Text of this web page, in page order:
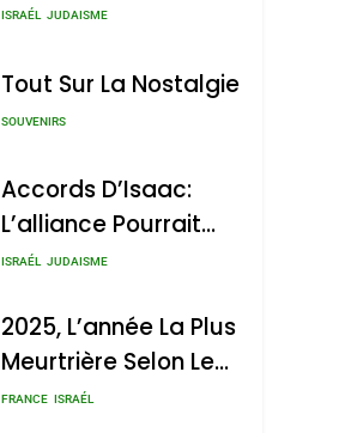
Nouvelle Chanson De
ISRAÉL JUDAISME
Tout Sur La Nostalgie
SOUVENIRS
Accords D’Isaac:
L’alliance Pourrait
S’étendre À 13 Pays
ISRAÉL JUDAISME
2025, L’année La Plus
Meurtrière Selon Le
Rapport D’ADL
FRANCE ISRAÉL